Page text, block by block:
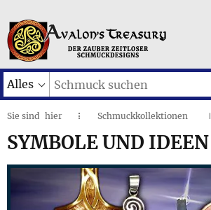
Alles
Sie sind hier ◌ Schmuckkollektionen I
SYMBOLE UND IDEEN